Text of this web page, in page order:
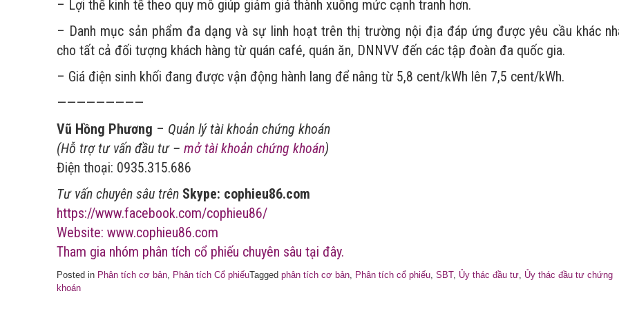
– Lợi thế kinh tế theo quy mô giúp giảm giá thành xuống mức cạnh tranh hơn.
– Danh mục sản phẩm đa dạng và sự linh hoạt trên thị trường nội địa đáp ứng được yêu cầu khác
cho tất cả đối tượng khách hàng từ quán café, quán ăn, DNNVV đến các tập đoàn đa quốc gia.
– Giá điện sinh khối đang được vận động hành lang để nâng từ 5,8 cent/kWh lên 7,5 cent/kWh.
—————————
Vũ Hồng Phương – Quản lý tài khoản chứng khoán
(Hỗ trợ tư vấn đầu tư – mở tài khoản chứng khoán)
Điện thoại: 0935.315.686
Tư vấn chuyên sâu trên Skype: cophieu86.com
https://www.facebook.com/cophieu86/
Website: www.cophieu86.com
Tham gia nhóm phân tích cổ phiếu chuyên sâu tại đây.
Posted in Phân tích cơ bản Phân tích Cổ phiếuTagged phân tích cơ bản Phân tích cổ phiếu SBT, Ủy thác đầu tư Ủy thác đầu tư chứng
khoán